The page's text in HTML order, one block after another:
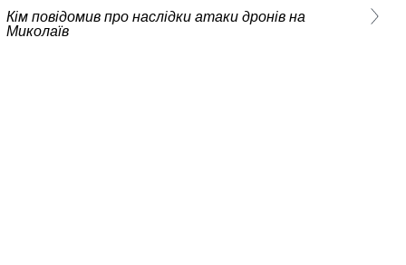
Кім повідомив про наслідки атаки дронів на
Миколаїв